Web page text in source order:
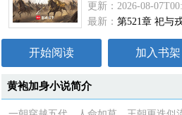
更新：2026-08-
最新：第521章 祀与
开始阅读 加入书架
黄袍加身小说简介